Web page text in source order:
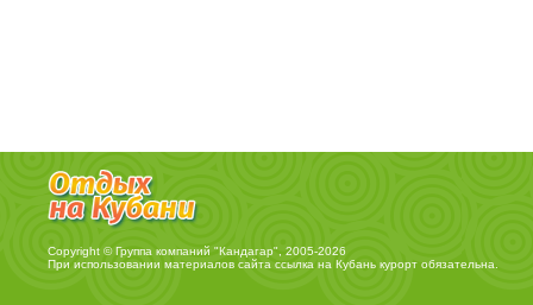
Copyright © Группа компаний "Кандагар", 2005-2026
При использовании материалов сайта ссылка на Кубань курортобязательна.